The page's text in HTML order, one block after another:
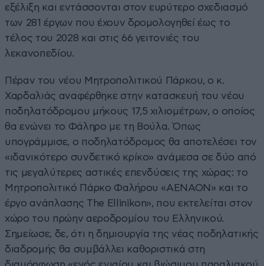
εξέλιξη και εντάσσονται στον ευρύτερο σχεδιασμό
των 281 έργων που έχουν δρομολογηθεί έως το
τέλος του 2028 και στις 66 γειτονιές του
λεκανοπεδίου.
Πέραν του νέου Μητροπολιτικού Πάρκου, ο κ.
Χαρδαλιάς αναφέρθηκε στην κατασκευή του νέου
ποδηλατόδρομου μήκους 17,5 χιλιομέτρων, ο οποίος
θα ενώνει το Φάληρο με τη Βούλα. Όπως
υπογράμμισε, ο ποδηλατόδρομος θα αποτελέσει τον
«ιδανικότερο συνδετικό κρίκο» ανάμεσα σε δύο από
τις μεγαλύτερες αστικές επενδύσεις της χώρας: το
Μητροπολιτικό Πάρκο Φαλήρου «ΑΕΝΑΟΝ» και το
έργο ανάπλασης The Ellinikon», που εκτελείται στον
χώρο του πρώην αεροδρομίου του Ελληνικού.
Σημείωσε, δε, ότι η δημιουργία της νέας ποδηλατικής
διαδρομής θα συμβάλλει καθοριστικά στη